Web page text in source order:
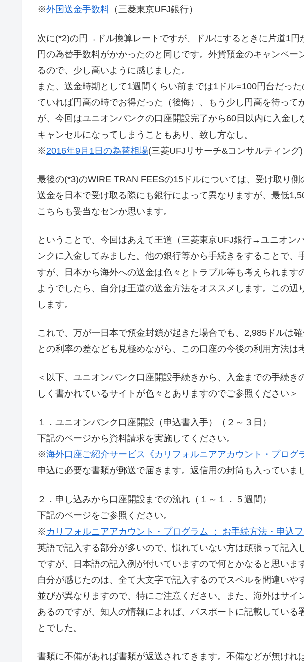
※外国送金手数料 （三菱東京UFJ銀行）
次に(*2)の円→ドル換算レートですが、ドルにするときに片道1円
円の為替手数料がかかったのと同じです。外貨預金のキャンペー
るので、少し高いように感じました。
また、送金時期として1週間くらい前までは1ドル=100円台だっ
ていれば円高の時でお得だった（後悔）、もう少し円高を待って
が、今回はユニオンバンクの口座開設完了から60日以内に入金
キャンセルになってしまうこともあり、致し方なし。
※2016年9月1日の為替相場(三菱UFJリサーチ&コンサルティング)
最後の(*3)のWIRE TRAN FEESの15ドルについては、受け取り
送金を日本で受け取る際にも銀行によって異なりますが、最低
こちらも妥当なセンか思います。
ということで、今回はあえて王道（三菱東京UFJ銀行→ユニオン
ンクに入金してみました。他の銀行等から手続きをすることで、
すが、日本から海外への送金は色々とトラブル等も考えられます
ようでしたら、自分は王道の送金方法をオススメします。この辺
します。
これで、万が一日本で預金封鎖が起きた場合でも、2,985ドルは
との利率の差なども見極めながら、この口座の今後の利用方法は
＜以下、ユニオンバンク口座開設手続きから、入金までの手続
しく書かれているサイトが色々とありますのでご参照ください＞
１．ユニオンバンク口座開設（申込書入手）（２～３日）
下記のページから資料請求を実施してください。
※海外口座ご紹介サービス《カリフォルニアアカウント・プログ
申込に必要な書類が郵送で届きます。返信用の封筒も入っていま
２．申し込みから口座開設までの流れ（１～１．５週間）
下記のページをご参照ください。
※ カリフォルニアアカウント・プログラム ： お手続方法・申込
英語で記入する部分が多いので、慣れていない方は頑張って記入
ですが、日本語の記入例が付いていますので何とかなると思いま
自分が感じたのは、全て大文字で記入するのでスペルを間違いや
並びが異なりますので、特にご注意ください。また、海外はサイ
あるのですが、知人の情報によれば、パスポートに記載している
とでした。
書類に不備があれば書類が返送されてきます。不備などが無けれ